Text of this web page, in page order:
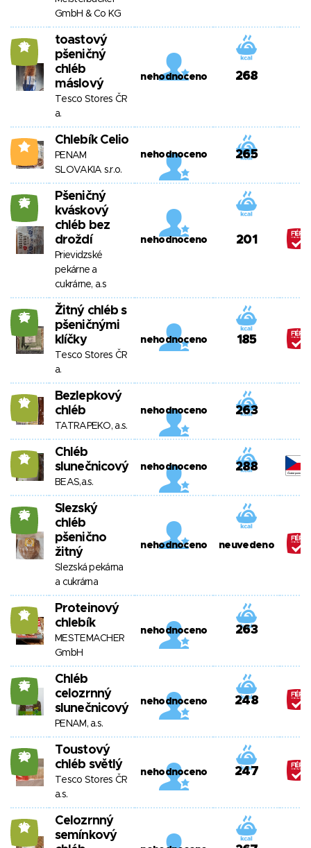
GmbH & Co KG
12
toastový
pšeničný
chléb
máslový
Tesco Stores ČR
a.
nehodnoceno 268
2 Chlebík Celio
PENAM
SLOVAKIA s.r.o.
nehodnoceno 265
25
Pšeničný
kváskový
chléb bez
droždí
Prievidzské
pekárne a
cukrárne, a.s
nehodnoceno 201
25
Žitný chléb s
pšeničnými
klíčky
Tesco Stores ČR
a.
nehodnoceno 185
10
Bezlepkový
chléb
TATRAPEKO, a.s.
nehodnoceno 263
13
Chléb
slunečnicový
BEAS,a.s.
nehodnoceno 288
26
Slezský
chléb
pšenično
žitný
Slezská pekárna
a cukrárna
nehodnoceno neuvedeno
13
Proteinový
chlebík
MESTEMACHER
GmbH
nehodnoceno 263
25
Chléb
celozrnný
slunečnicový
PENAM, a.s.
nehodnoceno 248
20
Toustový
chléb světlý
Tesco Stores ČR
a.s.
nehodnoceno 247
10
Celozrnný
semínkový